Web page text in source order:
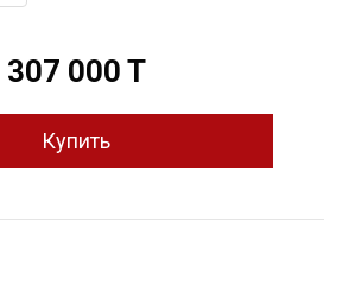
307 000 T